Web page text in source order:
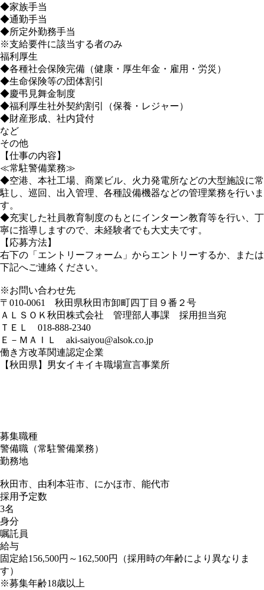
◆家族手当
◆通勤手当
◆所定外勤務手当
※支給要件に該当する者のみ
福利厚生
◆各種社会保険完備（健康・厚生年金・雇用・労災）
◆生命保険等の団体割引
◆慶弔見舞金制度
◆福利厚生社外契約割引（保養・レジャー）
◆財産形成、社内貸付
など
その他
【仕事の内容】
≪常駐警備業務≫
◆空港、本社工場、商業ビル、火力発電所などの大型施設に常
駐し、巡回、出入管理、各種設備機器などの管理業務を行いま
す。
◆充実した社員教育制度のもとにインターン教育等を行い、丁
寧に指導しますので、未経験者でも大丈夫です。
【応募方法】
右下の「エントリーフォーム」からエントリーするか、または
下記へご連絡ください。
※お問い合わせ先
〒010-0061 秋田県秋田市卸町四丁目９番２号
ＡＬＳＯＫ秋田株式会社 管理部人事課 採用担当宛
ＴＥＬ 018-888-2340
Ｅ－ＭＡＩＬ aki-saiyou@alsok.co.jp
働き方改革関連認定企業
【秋田県】男女イキイキ職場宣言事業所
募集職種
警備職（常駐警備業務）
勤務地
秋田市、由利本荘市、にかほ市、能代市
採用予定数
3名
身分
嘱託員
給与
固定給156,500円～162,500円（採用時の年齢により異なりま
す）
※募集年齢18歳以上